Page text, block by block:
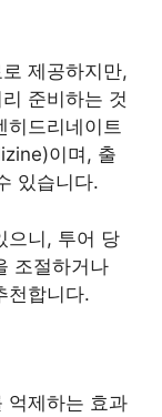
제공하지만,
준비하는 것
히드리네이트
이며, 출
있습니다.
으니, 투어 당
조절하거나
천합니다.
억제하는 효과